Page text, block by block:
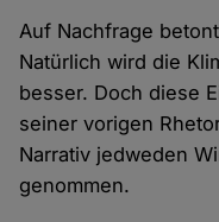
Auf Nachfrage
Natürlich wird die
besser. Doch diese
seiner vorigen
Narrativ jedweden
genommen.